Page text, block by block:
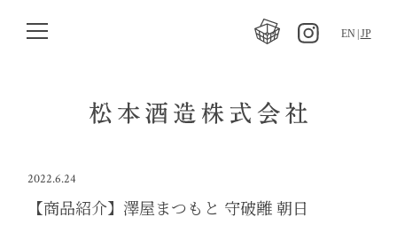
EN JP
【商品紹介】澤屋まつもと 守破離 朝日
2022.6.24